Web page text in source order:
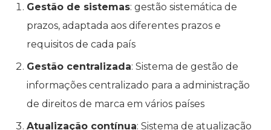
Gestão de sistemas: gestão sistemática de
prazos, adaptada aos diferentes prazos e
requisitos de cada país
Gestão centralizada: Sistema de gestão de
informações centralizado para a administração
de direitos de marca em vários países
Atualização contínua: Sistema de atualização